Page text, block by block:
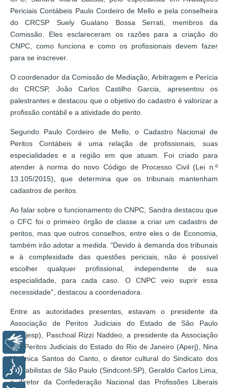
Periciais Contábeis Paulo Cordeiro de Mello e pela conselheira
do CRCSP Suely Gualano Bossa Serrati, membros da
Comissão. Eles esclareceram os razões para a criação do
CNPC, como funciona e como os profissionais devem fazer
para se inscrever.
O coordenador da Comissão de Mediação, Arbitragem e Perícia
do CRCSP, João Carlos Castilho Garcia, apresentou os
palestrantes e destacou que o objetivo do cadastro é valorizar a
profissão contábil e a atividade do perito.
Segundo Paulo Cordeiro de Mello, o Cadastro Nacional de
Peritos Contábeis é uma relação de profissionais, suas
especialidades e a região em que atuam. Foi criado para
atender à norma do novo Código de Processo Civil (Lei n.º
13.105/2015), que determina que os tribunais mantenham
cadastros de peritos.
Ao falar sobre o funcionamento do CNPC, Sandra destacou que
o CFC foi o primeiro órgão de classe a criar um cadastro de
peritos, mas que outros conselhos, entre eles o de Economia,
também irão adotar a medida. "Devido à demanda dos tribunais
e à complexidade das questões periciais, não é possível
escolher qualquer profissional, independente de sua
especialidade, para cada caso. O CNPC veio suprir essa
necessidade", destacou a coordenadora.
Entre as autoridades presentes, estavam o presidente da
Associação de Peritos Judiciais do Estado de São Paulo
(Apejesp), Paschoal Rizzi Naddeo, a presidente da Associação
dos Peritos Judiciais do Estado do Rio de Janeiro (Aperj), Nina
Verônica Santos do Canto, o diretor cultural do Sindicato dos
Contabilistas de São Paulo (Sindcont-SP), Geraldo Carlos Lima,
o diretor da Confederação Nacional das Profissões Liberais
Libras
Voz